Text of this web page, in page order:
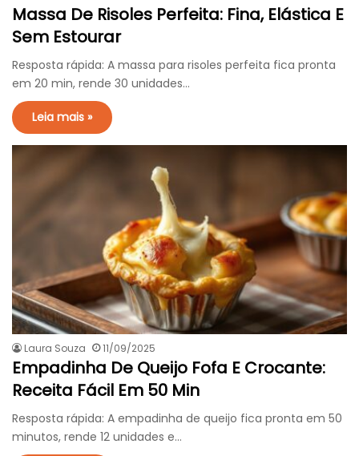
Massa De Risoles Perfeita: Fina, Elástica E
Sem Estourar
Resposta rápida: A massa para risoles perfeita fica pronta
em 20 min, rende 30 unidades…
Leia mais »
Laura Souza 11/09/2025
Empadinha De Queijo Fofa E Crocante:
Receita Fácil Em 50 Min
Resposta rápida: A empadinha de queijo fica pronta em 50
minutos, rende 12 unidades e…